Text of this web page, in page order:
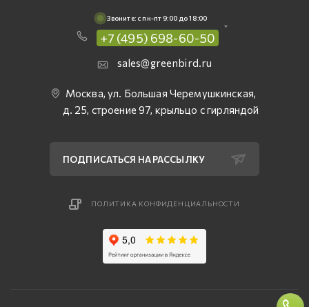
Звоните: c пн-пт 9:00 до 18:00
+7 (495) 698-60-50
sales@greenbird.ru
Москва, ул. Большая Черемушкинская,
д. 25, строение 97, крыльцо с гирляндой
ПОДПИСАТЬСЯ НА РАССЫЛКУ
ПОЛИТИКА КОНФИДЕНЦИАЛЬНОСТИ